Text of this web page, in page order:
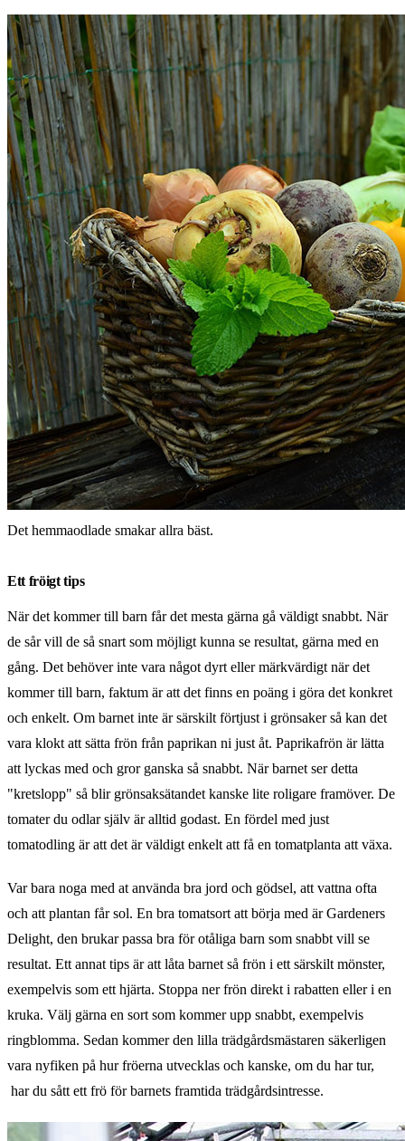
Det hemmaodlade smakar allra bäst.
Ett fröigt tips
När det kommer till barn får det mesta gärna gå väldigt snabbt. När
de sår vill de så snart som möjligt kunna se resultat, gärna med en
gång. Det behöver inte vara något dyrt eller märkvärdigt när det
kommer till barn, faktum är att det finns en poäng i göra det konkret
och enkelt. Om barnet inte är särskilt förtjust i grönsaker så kan det
vara klokt att sätta frön från paprikan ni just åt. Paprikafrön är lätta
att lyckas med och gror ganska så snabbt. När barnet ser detta
"kretslopp" så blir grönsaksätandet kanske lite roligare framöver. De
tomater du odlar själv är alltid godast. En fördel med just
tomatodling är att det är väldigt enkelt att få en tomatplanta att växa.
Var bara noga med at använda bra jord och gödsel, att vattna ofta
och att plantan får sol. En bra tomatsort att börja med är Gardeners
Delight, den brukar passa bra för otåliga barn som snabbt vill se
resultat. Ett annat tips är att låta barnet så frön i ett särskilt mönster,
exempelvis som ett hjärta. Stoppa ner frön direkt i rabatten eller i en
kruka. Välj gärna en sort som kommer upp snabbt, exempelvis
ringblomma. Sedan kommer den lilla trädgårdsmästaren säkerligen
vara nyfiken på hur fröerna utvecklas och kanske, om du har tur,
har du sått ett frö för barnets framtida trädgårdsintresse.